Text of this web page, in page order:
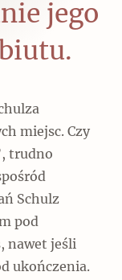
jego
miejsc. Czy
trudno
Schulz
pod
nawet jeśli
ukończenia.